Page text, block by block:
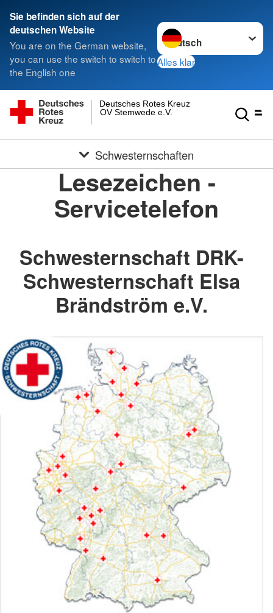
Sie befinden sich auf der
deutschen Website
You are on the German website,
you can use the switch to switch to
the English one
Sprache wechseln zu
Alles klar
OV Stemwede e.V.
Deutsches Rotes Kreuz
Schwesternschaften
Lesezeichen -
Servicetelefon
Schwesternschaft DRK-
Schwesternschaft Elsa
Brändström e.V.